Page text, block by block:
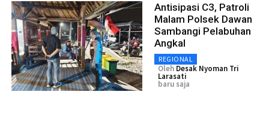
Antisipasi C3, Patroli
Malam Polsek Dawan
Sambangi Pelabuhan
Angkal
REGIONAL
Oleh Desak Nyoman Tri
Larasati
baru saja